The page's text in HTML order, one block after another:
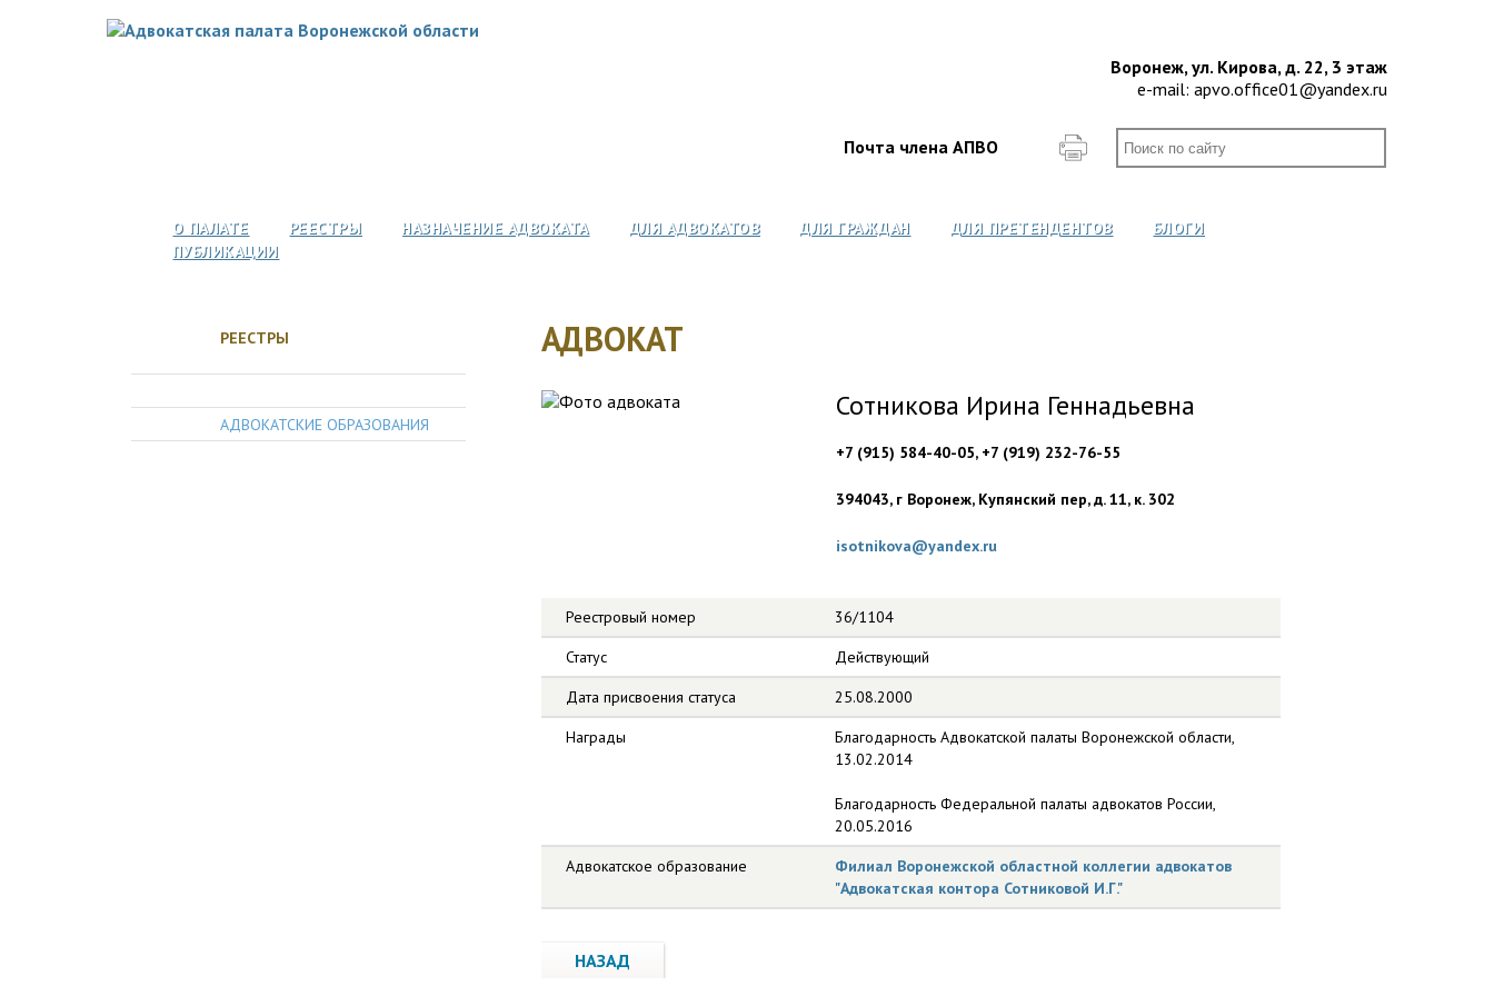
Воронеж, ул. Кирова, д. 22, 3 этаж
e-mail: apvo.office01@yandex.ru
Почта члена АПВО
О ПАЛАТЕ РЕЕСТРЫ НАЗНАЧЕНИЕ АДВОКАТА ДЛЯ АДВОКАТОВ ДЛЯ ГРАЖДАН ДЛЯ ПРЕТЕНДЕНТОВ
БЛОГИ
ПУБЛИКАЦИИ
РЕЕСТРЫ
АДВОКАТСКИЕ ОБРАЗОВАНИЯ
АДВОКАТ
Сотникова Ирина Геннадьевна
+7 (915) 584-40-05, +7 (919) 232-76-55
394043, г Воронеж, Купянский пер, д. 11, к. 302
isotnikova@yandex.ru
Реестровый номер
36/1104
Статус
Действующий
Дата присвоения статуса
25.08.2000
Награды
Благодарность Адвокатской палаты Воронежской области,
13.02.2014
Благодарность Федеральной палаты адвокатов России,
20.05.2016
Адвокатское образование
Филиал Воронежской областной коллегии адвокатов
"Адвокатская контора Сотниковой И.Г."
НАЗАД